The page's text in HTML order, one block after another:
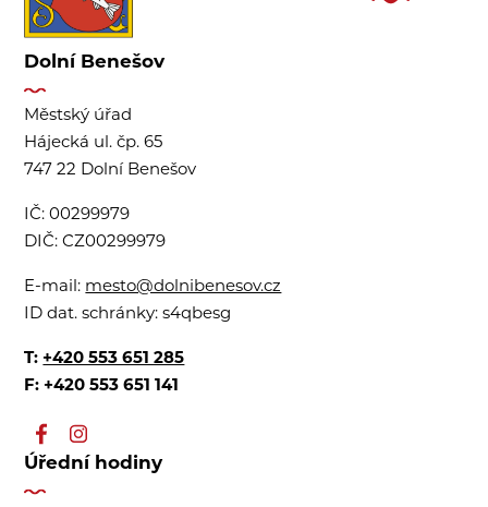
Dolní Benešov
Městský úřad
Hájecká ul. čp. 65
747 22 Dolní Benešov
IČ:00299979
DIČ:CZ00299979
E-mail: mesto@dolnibenesov.cz
ID dat. schránky:s4qbesg
T: +420 553 651 285
F: +420 553 651 141
Úřední hodiny